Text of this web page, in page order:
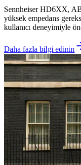
Sennheiser HD6XX,
yüksek empedans
kullanıcı deneyimiyle
Daha fazla bilgi edinin